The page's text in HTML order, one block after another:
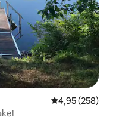
Gemiddelde
4,95 (258)